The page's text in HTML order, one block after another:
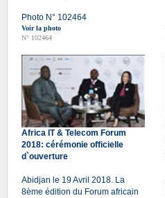
Photo N° 102464
Voir la photo
N° 102464
Africa IT & Telecom Forum
2018: cérémonie officielle
d`ouverture
Abidjan le 19 Avril 2018. La
8ème édition du Forum africain